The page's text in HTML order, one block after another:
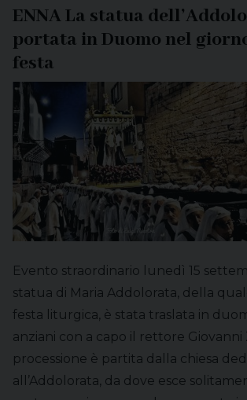
ENNA La statua
portata in Duomo nel
festa
Evento straordinario lunedì 15
statua di Maria Addolorata, della
festa liturgica, è stata traslata in
anziani con a capo il rettore Giovanni
processione è partita dalla chiesa
all’Addolorata, da dove esce